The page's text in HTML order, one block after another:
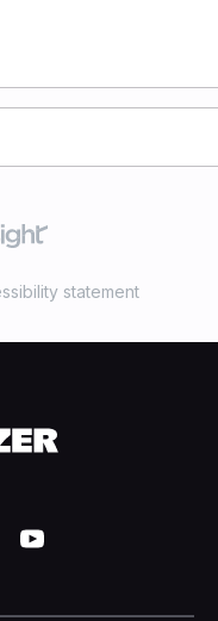
statement